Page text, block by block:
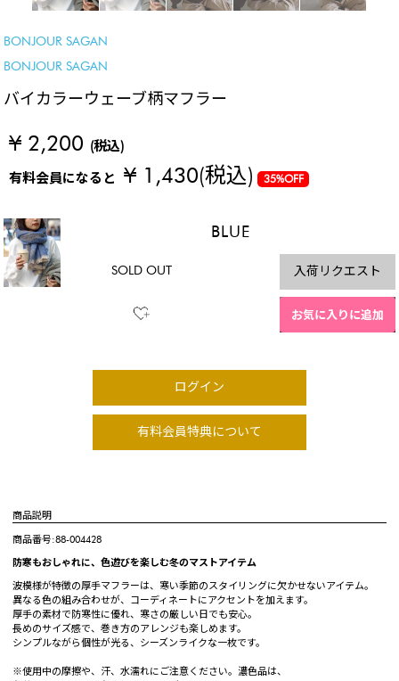
BONJOUR SAGAN
BONJOUR SAGAN
バイカラーウェーブ柄マフラー
¥ 2,200 (税込)
有料会員になると¥ 1,430(税込) 35%OFF
BLUE
SOLD OUT 入荷リクエスト
お気に入りに追加
ログイン
有料会員特典について
商品説明
商品番号:88-004428
防寒もおしゃれに、色遊びを楽しむ冬のマストアイテム
波模様が特徴の厚手マフラーは、寒い季節のスタイリングに欠かせないアイテム。
異なる色の組み合わせが、コーディネートにアクセントを加えます。
厚手の素材で防寒性に優れ、寒さの厳しい日でも安心。
長めのサイズ感で、巻き方のアレンジも楽しめます。
シンプルながら個性が光る、シーズンライクな一枚です。
※使用中の摩擦や、汗、水濡れにご注意ください。濃色品は、